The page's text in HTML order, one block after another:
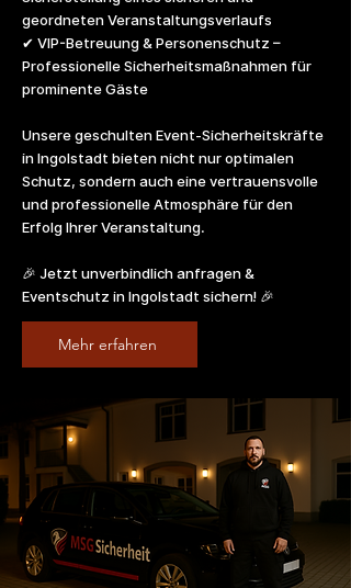
geordneten Veranstaltungsverlaufs
✔ VIP-Betreuung & Personenschutz –
Professionelle Sicherheitsmaßnahmen für
prominente Gäste
Unsere geschulten Event-Sicherheitskräfte
in Ingolstadt bieten nicht nur optimalen
Schutz, sondern auch eine vertrauensvolle
und professionelle Atmosphäre für den
Erfolg Ihrer Veranstaltung.
🎉 Jetzt unverbindlich anfragen &
Eventschutz in Ingolstadt sichern! 🎉
Mehr erfahren